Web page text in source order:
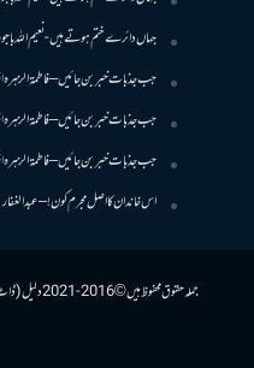
جہاں دائرے ختم ہوتے ہیں- نعیم اللہ
جب جذبات خبر بن جائیں – فاطمۃالزہرہ
جب جذبات خبر بن جائیں – فاطمۃالزہرہ
جب جذبات خبر بن جائیں – فاطمۃالزہرہ
اس خاندان کا اصل مجرم کون! –
جملہ حقوق محفوظ ہیں © 2016-2021 دلیل (ڈاٹ پی کے)۔